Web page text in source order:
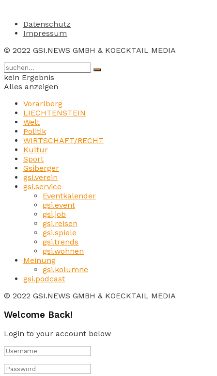
Datenschutz
Impressum
© 2022 GSI.NEWS GMBH & KOECKTAIL MEDIA
kein Ergebnis
Alles anzeigen
Vorarlberg
LIECHTENSTEIN
Welt
Politik
WIRTSCHAFT/RECHT
Kultur
Sport
Gsiberger
gsi.verein
gsi.service
Eventkalender
gsi.event
gsi.job
gsi.reisen
gsi.spiele
gsi.trends
gsi.wohnen
Meinung
gsi.kolumne
gsi.podcast
© 2022 GSI.NEWS GMBH & KOECKTAIL MEDIA
Welcome Back!
Login to your account below